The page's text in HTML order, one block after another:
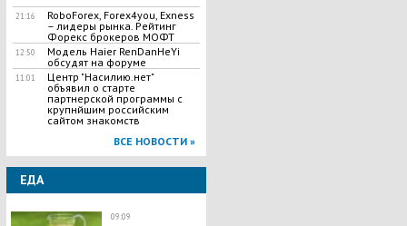
21:16
RoboForex, Forex4you, Exness
– лидеры рынка. Рейтинг
Форекс брокеров МОФТ
12:50
Модель Haier RenDanHeYi
обсудят на форуме
11:01
Центр "Насилию.нет"
объявил о старте
партнерской программы с
крупнйшим российским
сайтом знакомств
ВСЕ НОВОСТИ »
ЕДА
09:09